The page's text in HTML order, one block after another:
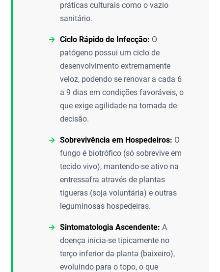
práticas culturais como o vazio
sanitário.
Ciclo Rápido de Infecção: O
patógeno possui um ciclo de
desenvolvimento extremamente
veloz, podendo se renovar a cada 6
a 9 dias em condições favoráveis, o
que exige agilidade na tomada de
decisão.
Sobrevivência em Hospedeiros: O
fungo é biotrófico (só sobrevive em
tecido vivo), mantendo-se ativo na
entressafra através de plantas
tigueras (soja voluntária) e outras
leguminosas hospedeiras.
Sintomatologia Ascendente: A
doença inicia-se tipicamente no
terço inferior da planta (baixeiro),
evoluindo para o topo, o que